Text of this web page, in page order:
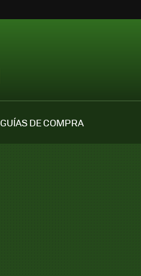
GUÍAS DE COMPRA